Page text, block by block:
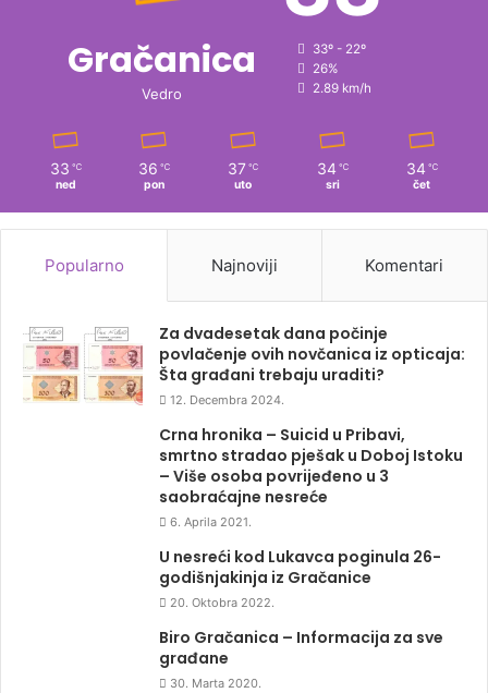
Gračanica
Vedro
33º - 22º
26%
2.89 km/h
33 ℃
ned
36 ℃
pon
37 ℃
uto
34 ℃
sri
34 ℃
čet
Popularno Najnoviji Komentari
Za dvadesetak dana počinje
povlačenje ovih novčanica iz opticaja:
Šta građani trebaju uraditi?
12. Decembra 2024.
Crna hronika – Suicid u Pribavi,
smrtno stradao pješak u Doboj Istoku
– Više osoba povrijeđeno u 3
saobraćajne nesreće
6. Aprila 2021.
U nesreći kod Lukavca poginula 26-
godišnjakinja iz Gračanice
20. Oktobra 2022.
Biro Gračanica – Informacija za sve
građane
30. Marta 2020.